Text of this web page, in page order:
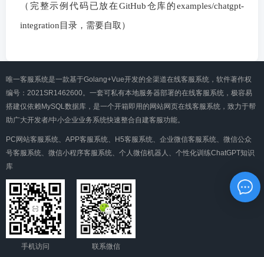
（完整示例代码已放在GitHub仓库的examples/chatgpt-
integration目录，需要自取）
唯一客服系统是一款基于Golang+Vue开发的全渠道在线客服系统，软件著作权
编号：2021SR1462600。一套可私有本地服务器部署的在线客服系统，极容易
搭建仅依赖MySQL数据库，是一个开箱即用的网站网页在线客服系统，致力于帮
助广大开发者/中小企业业务系统快速整合自建客服功能。
PC网站客服系统、APP客服系统、H5客服系统、企业微信客服系统、微信公众
号客服系统、微信小程序客服系统、个人微信机器人、个性化训练ChatGPT知识
库
手机访问 联系微信